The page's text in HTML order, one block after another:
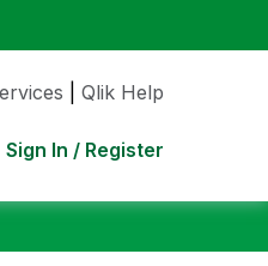
Qlik Help
Sign In / Register